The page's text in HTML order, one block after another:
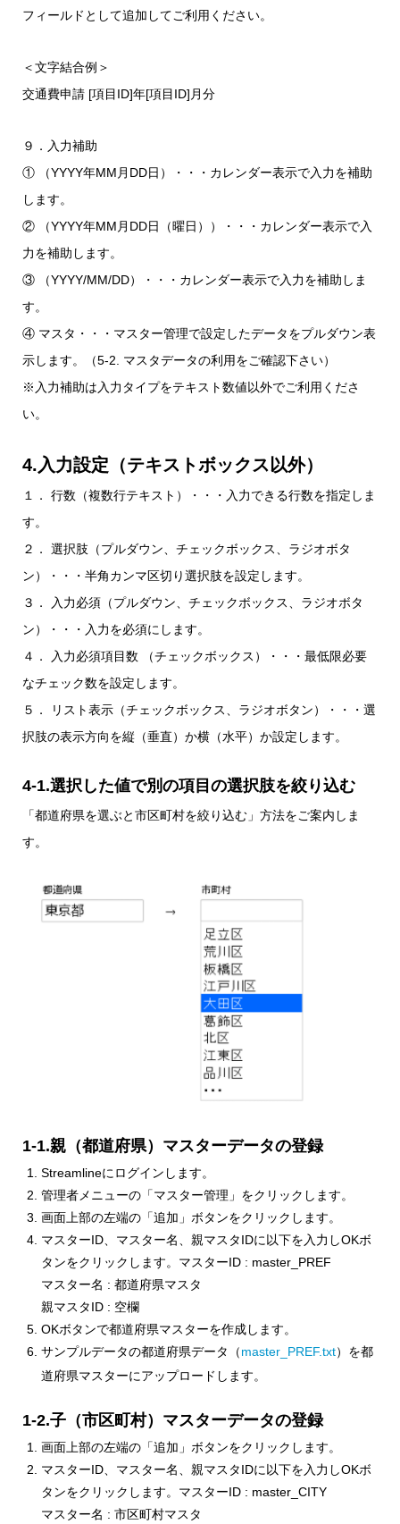
フィールドとして追加してご利用ください。
＜文字結合例＞
交通費申請 [項目ID]年[項目ID]月分
９．入力補助
① （YYYY年MM月DD日）・・・カレンダー表示で入力を補助
します。
② （YYYY年MM月DD日（曜日））・・・カレンダー表示で入
力を補助します。
③ （YYYY/MM/DD）・・・カレンダー表示で入力を補助しま
す。
④ マスタ・・・マスター管理で設定したデータをプルダウン表
示します。（5-2. マスタデータの利用をご確認下さい）
※入力補助は入力タイプをテキスト数値以外でご利用くださ
い。
4.入力設定（テキストボックス以外）
１． 行数（複数行テキスト）・・・入力できる行数を指定しま
す。
２． 選択肢（プルダウン、チェックボックス、ラジオボタ
ン）・・・半角カンマ区切り選択肢を設定します。
３． 入力必須（プルダウン、チェックボックス、ラジオボタ
ン）・・・入力を必須にします。
４． 入力必須項目数 （チェックボックス）・・・最低限必要
なチェック数を設定します。
５． リスト表示（チェックボックス、ラジオボタン）・・・選
択肢の表示方向を縦（垂直）か横（水平）か設定します。
4-1.選択した値で別の項目の選択肢を絞り込む
「都道府県を選ぶと市区町村を絞り込む」方法をご案内しま
す。
1-1.親（都道府県）マスターデータの登録
Streamlineにログインします。
管理者メニューの「マスター管理」をクリックします。
画面上部の左端の「追加」ボタンをクリックします。
マスターID、マスター名、親マスタIDに以下を入力しOKボ
タンをクリックします。マスターID : master_PREF
マスター名 : 都道府県マスタ
親マスタID : 空欄
OKボタンで都道府県マスターを作成します。
サンプルデータの都道府県データ（master_PREF.txt）を都
道府県マスターにアップロードします。
1-2.子（市区町村）マスターデータの登録
画面上部の左端の「追加」ボタンをクリックします。
マスターID、マスター名、親マスタIDに以下を入力しOKボ
タンをクリックします。マスターID : master_CITY
マスター名 : 市区町村マスタ